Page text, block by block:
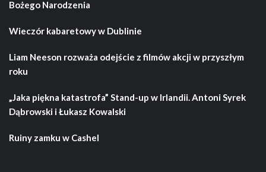
Bożego Narodzenia
Wieczór kabaretowy w Dublinie
Liam Neeson rozważa odejście z filmów akcji w przyszłym
roku
„Jaka piękna katastrofa” Stand-up w Irlandii. Antoni Syrek
Dąbrowski i Łukasz Kowalski
Ruiny zamku w Cashel